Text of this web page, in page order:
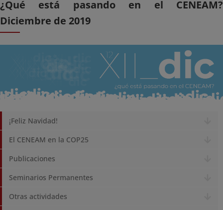
¿Qué está pasando en el CENEAM?
Diciembre de 2019
¡Feliz Navidad!
El CENEAM en la COP25
Publicaciones
Seminarios Permanentes
Otras actividades